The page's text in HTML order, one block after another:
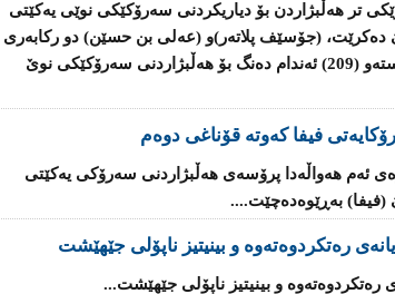
تر هەڵبژاردن بۆ دیاریكردنی سەرۆكێكی نوێی یەكێتی
دەكرێت، (جۆسێف پلاتەر)و (عەلی بن حسێن) دو ركابەری
سەرەكین بۆ ئەو پۆستەو (209) ئەندام دەنگ بۆ هەڵبژاردنی سەرۆكێكی نوێ
فیفا كەوتە قۆناغی دوەم
ئەم هەواڵەدا پرۆسەی هەڵبژاردنی سەرۆكی یەكێتی
(فیفا) بەڕێوەدەچێت....
رەتکردوەتەوە و بینیتیز ناپۆلى جێهێشت
رەتکردوەتەوە و بینیتیز ناپۆلى جێهێشت...